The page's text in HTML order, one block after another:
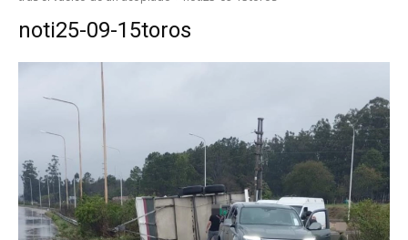
noti25-09-15toros